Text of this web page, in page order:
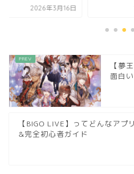
2026年3月16日
【夢
面白
【BIGO LIVE】ってどんなアプ
&完全初心者ガイド